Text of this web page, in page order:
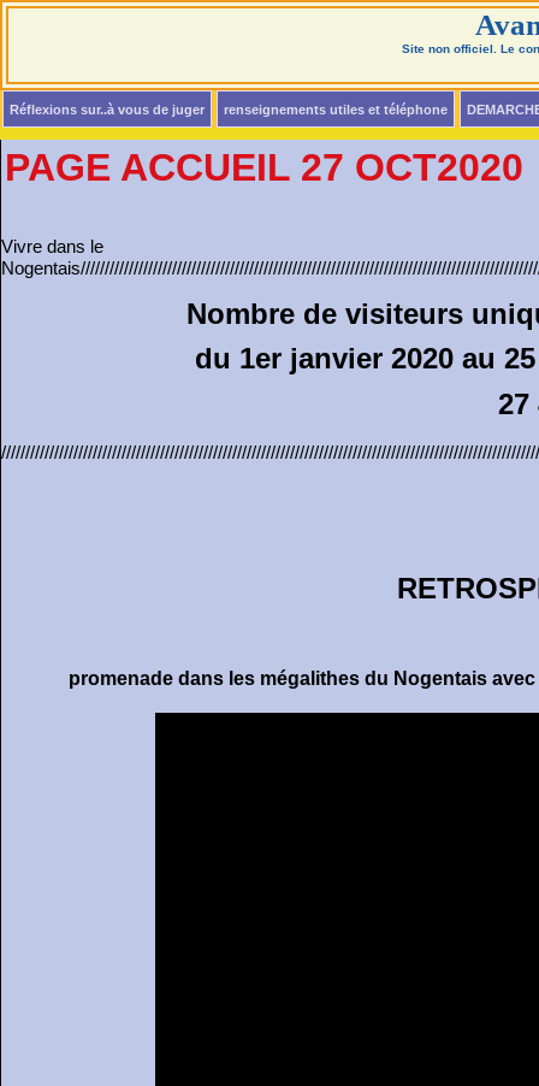
Site non officiel. Le
Réflexions sur..à vous de juger renseignements utiles et téléphone
PAGE ACCUEIL 27 OCT2020
Vivre dans le
Nombre de visiteurs
du 1er janvier 2020 au 25
27
promenade dans les mégalithes du Nogentais